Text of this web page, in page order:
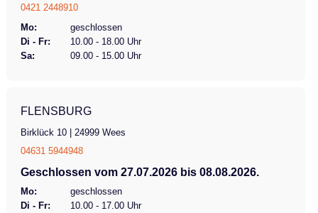
0421 2448910
Mo:
geschlossen
Di - Fr:
10.00 - 18.00 Uhr
Sa:
09.00 - 15.00 Uhr
FLENSBURG
Birklück 10 | 24999 Wees
04631 5944948
Geschlossen vom 27.07.2026 bis 08.08.2026.
Mo:
geschlossen
Di - Fr:
10.00 - 17.00 Uhr